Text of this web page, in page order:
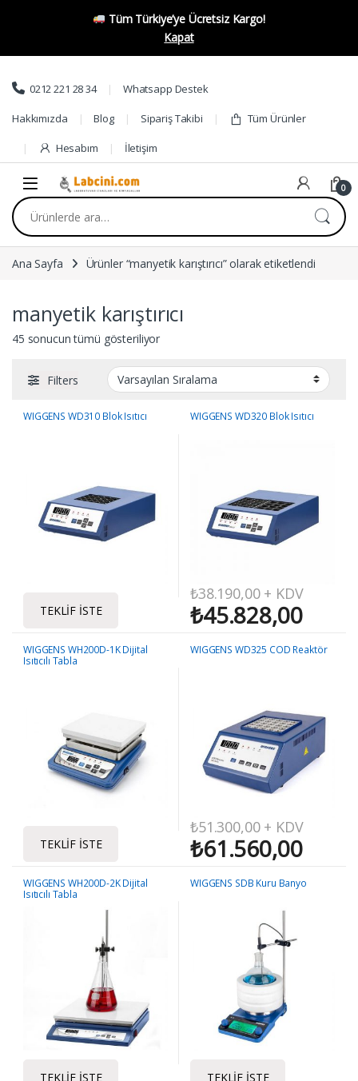
Tüm Türkiye’ye Ücretsiz Kargo!
Kapat
Skip to navigation
Skip to content
0212 221 28 34 Whatsapp Destek
Hakkımızda Blog Sipariş Takibi Tüm Ürünler
Hesabım İletişim
0
Ara:
Ana Sayfa Ürünler “manyetik karıştırıcı” olarak etiketlendi
manyetik karıştırıcı
45 sonucun tümü gösteriliyor
Filters
WIGGENS WD310 Blok Isıtıcı
TEKLIF İSTE
WIGGENS WD320 Blok Isıtıcı
₺38.190,00+ KDV
₺45.828,00
WIGGENS WH200D-1K Dijital
Isıtıcılı Tabla
TEKLIF İSTE
WIGGENS WD325 COD Reaktör
₺51.300,00+ KDV
₺61.560,00
WIGGENS WH200D-2K Dijital
Isıtıcılı Tabla
TEKLIF İSTE
WIGGENS SDB Kuru Banyo
TEKLIF İSTE